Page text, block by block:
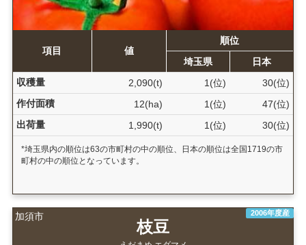
項目 値
順位
埼玉県
日本
収穫量
2,090(t) 1(位)
30(位)
作付面積
12(ha) 1(位)
47(位)
出荷量
1,990(t) 1(位) 30(位)
*埼玉県内の順位は63の市町村の中の順位、日本の順位は全国1719の市
町村の中の順位となっています。
加須市 2006年度産
枝豆